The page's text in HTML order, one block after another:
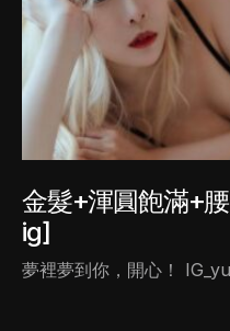
金髮+渾圓飽滿+
ig]
夢裡夢到你，開心！